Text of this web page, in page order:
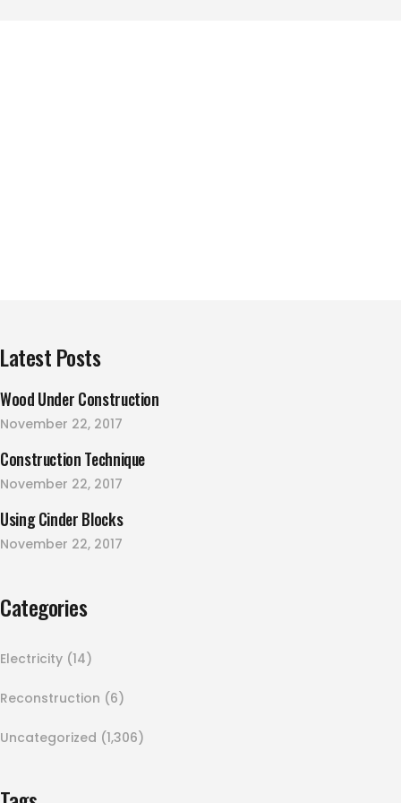
Latest Posts
Wood Under Construction
November 22, 2017
Construction Technique
November 22, 2017
Using Cinder Blocks
November 22, 2017
Categories
Electricity (14)
Reconstruction (6)
Uncategorized (1,306)